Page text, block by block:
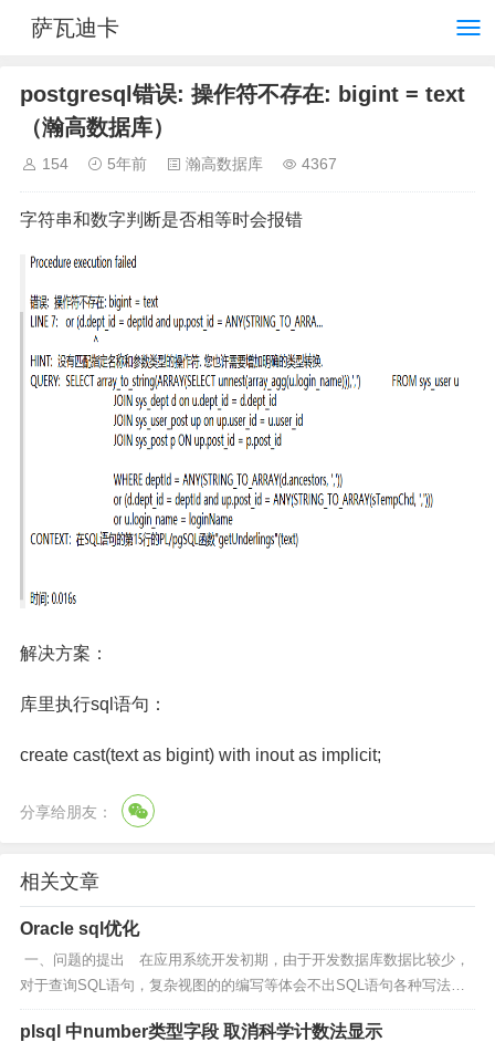
萨瓦迪卡
postgresql错误: 操作符不存在: bigint = text
（瀚高数据库）
154 5年前 瀚高数据库 4367
字符串和数字判断是否相等时会报错
解决方案：
库里执行sql语句：
create cast(text as bigint) with inout as implicit;
分享给朋友：
相关文章
Oracle sql优化
一、问题的提出 在应用系统开发初期，由于开发数据库数据比较少，
对于查询SQL语句，复杂视图的的编写等体会不出SQL语句各种写法的
性能优劣，但是如果将应用系统提交实际应用后，随着数据库中数据...
plsql 中number类型字段 取消科学计数法显示